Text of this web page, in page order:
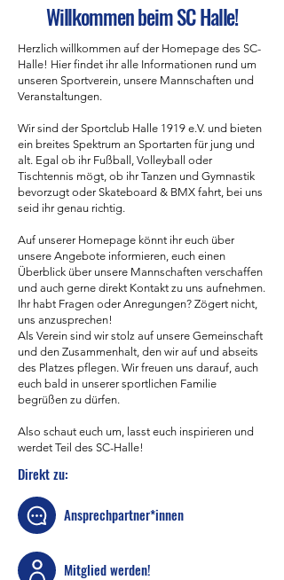
Willkommen beim SC Halle!
Herzlich willkommen auf der Homepage des SC-
Halle! Hier findet ihr alle Informationen rund um
unseren Sportverein, unsere Mannschaften und
Veranstaltungen.
Wir sind der Sportclub Halle 1919 e.V. und bieten
ein breites Spektrum an Sportarten für jung und
alt. Egal ob ihr Fußball, Volleyball oder
Tischtennis mögt, ob ihr Tanzen und Gymnastik
bevorzugt oder Skateboard & BMX fahrt, bei uns
seid ihr genau richtig.
Auf unserer Homepage könnt ihr euch über
unsere Angebote informieren, euch einen
Überblick über unsere Mannschaften verschaffen
und auch gerne direkt Kontakt zu uns aufnehmen.
Ihr habt Fragen oder Anregungen? Zögert nicht,
uns anzusprechen!
Als Verein sind wir stolz auf unsere Gemeinschaft
und den Zusammenhalt, den wir auf und abseits
des Platzes pflegen. Wir freuen uns darauf, auch
euch bald in unserer sportlichen Familie
begrüßen zu dürfen.
Also schaut euch um, lasst euch inspirieren und
werdet Teil des SC-Halle!
Direkt zu:
Ansprechpartner*innen
Mitglied werden!